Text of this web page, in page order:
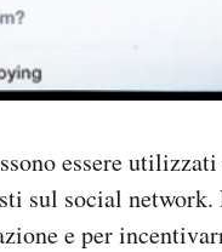
essere
sul social
e per